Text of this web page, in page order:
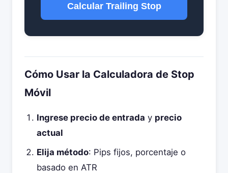
Calcular Trailing Stop
Cómo Usar la Calculadora de Stop
Móvil
Ingrese precio de entrada y precio
actual
Elija método: Pips fijos, porcentaje o
basado en ATR